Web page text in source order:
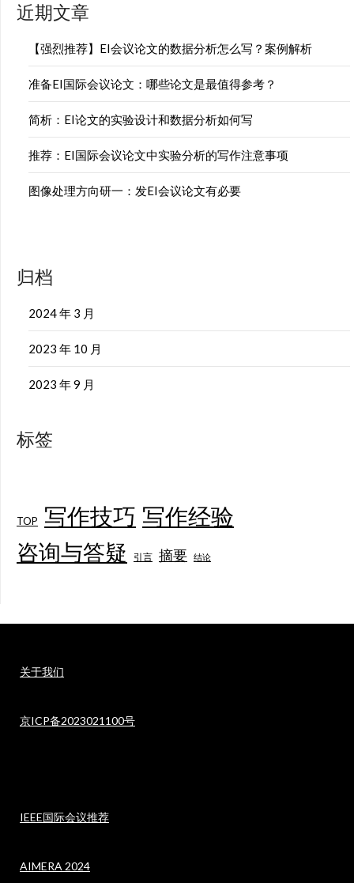
近期文章
【强烈推荐】EI会议论文的数据分析怎么写？案例解析
准备EI国际会议论文：哪些论文是最值得参考？
简析：EI论文的实验设计和数据分析如何写
推荐：EI国际会议论文中实验分析的写作注意事项
图像处理方向研一：发EI会议论文有必要
归档
2024 年 3 月
2023 年 10 月
2023 年 9 月
标签
TOP 写作技巧 写作经验
咨询与答疑 引言 摘要 结论
关于我们
京ICP备2023021100号
IEEE国际会议推荐
AIMERA 2024